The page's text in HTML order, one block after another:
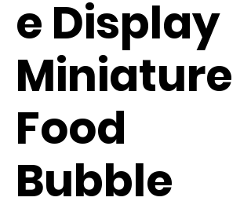
e Display
Miniature
Food
Bubble